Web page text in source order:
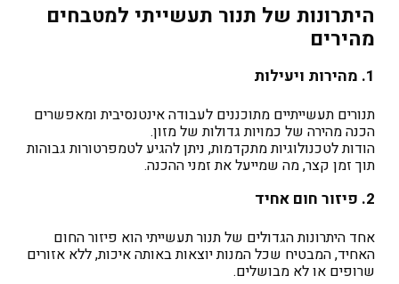
היתרונות של תנור תעשייתי למטבחים
מהירים
1. מהירות ויעילות
תנורים תעשייתיים מתוכננים לעבודה אינטנסיבית ומאפשרים
הכנה מהירה של כמויות גדולות של מזון.
הודות לטכנולוגיות מתקדמות, ניתן להגיע לטמפרטורות גבוהות
תוך זמן קצר, מה שמייעל את זמני ההכנה.
2. פיזור חום אחיד
אחד היתרונות הגדולים של תנור תעשייתי הוא פיזור החום
האחיד, המבטיח שכל המנות יוצאות באותה איכות, ללא אזורים
שרופים או לא מבושלים.